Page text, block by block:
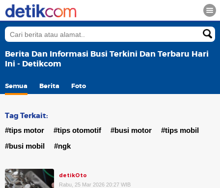
Berita Dan Informasi Busi Terkini Dan Terbaru Hari
Ini - Detikcom
Semua Berita Foto
Tag Terkait:
#tips motor #tips otomotif #busi motor
#tips mobil
#busi mobil
#ngk
detikOto
Rabu, 25 Mar 2026 20:27 WIB